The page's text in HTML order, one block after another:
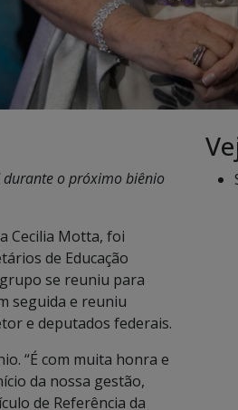
durante o próximo biênio
Cecilia Motta, foi
de Educação
se reuniu para
seguida e reuniu
e deputados federais.
“É com muita honra e
da nossa gestão,
de Referência da